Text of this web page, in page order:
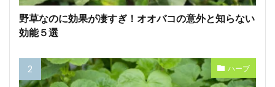
野草なのに効果が凄すぎ！オオバコの意外と知らない
効能５選
ハーブ